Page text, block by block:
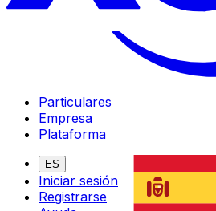
Particulares
Empresa
Plataforma
ES
Iniciar sesión
Registrarse